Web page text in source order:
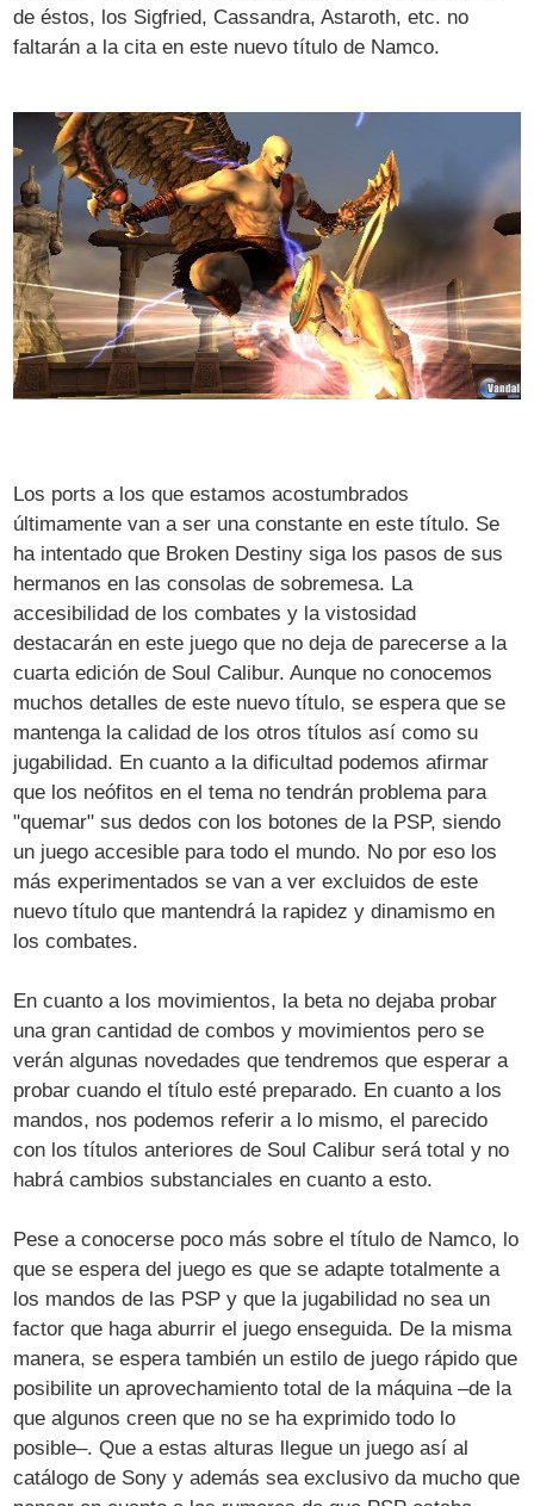
de éstos, los Sigfried, Cassandra, Astaroth, etc. no
faltarán a la cita en este nuevo título de Namco.
Los ports a los que estamos acostumbrados
últimamente van a ser una constante en este título. Se
ha intentado que Broken Destiny siga los pasos de sus
hermanos en las consolas de sobremesa. La
accesibilidad de los combates y la vistosidad
destacarán en este juego que no deja de parecerse a la
cuarta edición de Soul Calibur. Aunque no conocemos
muchos detalles de este nuevo título, se espera que se
mantenga la calidad de los otros títulos así como su
jugabilidad. En cuanto a la dificultad podemos afirmar
que los neófitos en el tema no tendrán problema para
"quemar" sus dedos con los botones de la PSP, siendo
un juego accesible para todo el mundo. No por eso los
más experimentados se van a ver excluidos de este
nuevo título que mantendrá la rapidez y dinamismo en
los combates.
En cuanto a los movimientos, la beta no dejaba probar
una gran cantidad de combos y movimientos pero se
verán algunas novedades que tendremos que esperar a
probar cuando el título esté preparado. En cuanto a los
mandos, nos podemos referir a lo mismo, el parecido
con los títulos anteriores de Soul Calibur será total y no
habrá cambios substanciales en cuanto a esto.
Pese a conocerse poco más sobre el título de Namco, lo
que se espera del juego es que se adapte totalmente a
los mandos de las PSP y que la jugabilidad no sea un
factor que haga aburrir el juego enseguida. De la misma
manera, se espera también un estilo de juego rápido que
posibilite un aprovechamiento total de la máquina –de la
que algunos creen que no se ha exprimido todo lo
posible–. Que a estas alturas llegue un juego así al
catálogo de Sony y además sea exclusivo da mucho que